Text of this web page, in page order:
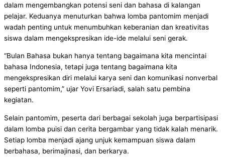
dalam mengembangkan potensi seni dan bahasa di kalangan
pelajar. Keduanya menuturkan bahwa lomba pantomim menjadi
wadah penting untuk menumbuhkan keberanian dan kreativitas
siswa dalam mengekspresikan ide-ide melalui seni gerak.
“Bulan Bahasa bukan hanya tentang bagaimana kita mencintai
bahasa Indonesia, tetapi juga tentang bagaimana kita
mengekspresikan diri melalui karya seni dan komunikasi nonverbal
seperti pantomim,” ujar Yovi Ersariadi, salah satu pembina
kegiatan.
Selain pantomim, peserta dari berbagai sekolah juga berpartisipasi
dalam lomba puisi dan cerita bergambar yang tidak kalah menarik.
Setiap lomba menjadi ajang unjuk kemampuan siswa dalam
berbahasa, berimajinasi, dan berkarya.